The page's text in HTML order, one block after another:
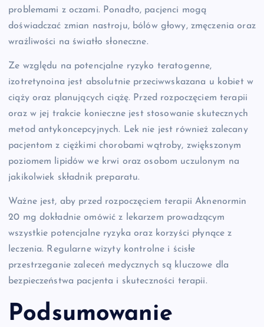
problemami z oczami. Ponadto, pacjenci mogą
doświadczać zmian nastroju, bólów głowy, zmęczenia oraz
wrażliwości na światło słoneczne.
Ze względu na potencjalne ryzyko teratogenne,
izotretynoina jest absolutnie przeciwwskazana u kobiet w
ciąży oraz planujących ciążę. Przed rozpoczęciem terapii
oraz w jej trakcie konieczne jest stosowanie skutecznych
metod antykoncepcyjnych. Lek nie jest również zalecany
pacjentom z ciężkimi chorobami wątroby, zwiększonym
poziomem lipidów we krwi oraz osobom uczulonym na
jakikolwiek składnik preparatu.
Ważne jest, aby przed rozpoczęciem terapii Aknenormin
20 mg dokładnie omówić z lekarzem prowadzącym
wszystkie potencjalne ryzyka oraz korzyści płynące z
leczenia. Regularne wizyty kontrolne i ścisłe
przestrzeganie zaleceń medycznych są kluczowe dla
bezpieczeństwa pacjenta i skuteczności terapii.
Podsumowanie